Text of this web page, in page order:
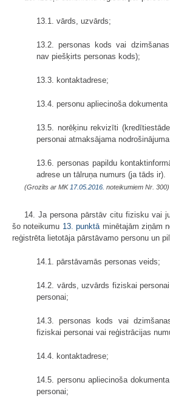
13.1. vārds, uzvārds;
13.2. personas kods vai
nav piešķirts personas kods);
13.3. kontaktadrese;
13.4. personu apliecinoša
13.5. norēķinu rekvizīti
personai atmaksājama
13.6. personas papildu
adrese un tālruņa numurs (ja tāds ir).
(Grozīts ar MK 17.05.2016. noteikumiem Nr. 300)
14. Ja persona pārstāv citu fizisku vai
šo noteikumu 13. punktā minētajām ziņām
reģistrēta lietotāja pārstāvamo personu un
14.1. pārstāvamās personas veids;
14.2. vārds, uzvārds fiziskai
personai;
14.3. personas kods vai
fiziskai personai vai reģistrācijas
14.4. kontaktadrese;
14.5. personu apliecinoša
personai;